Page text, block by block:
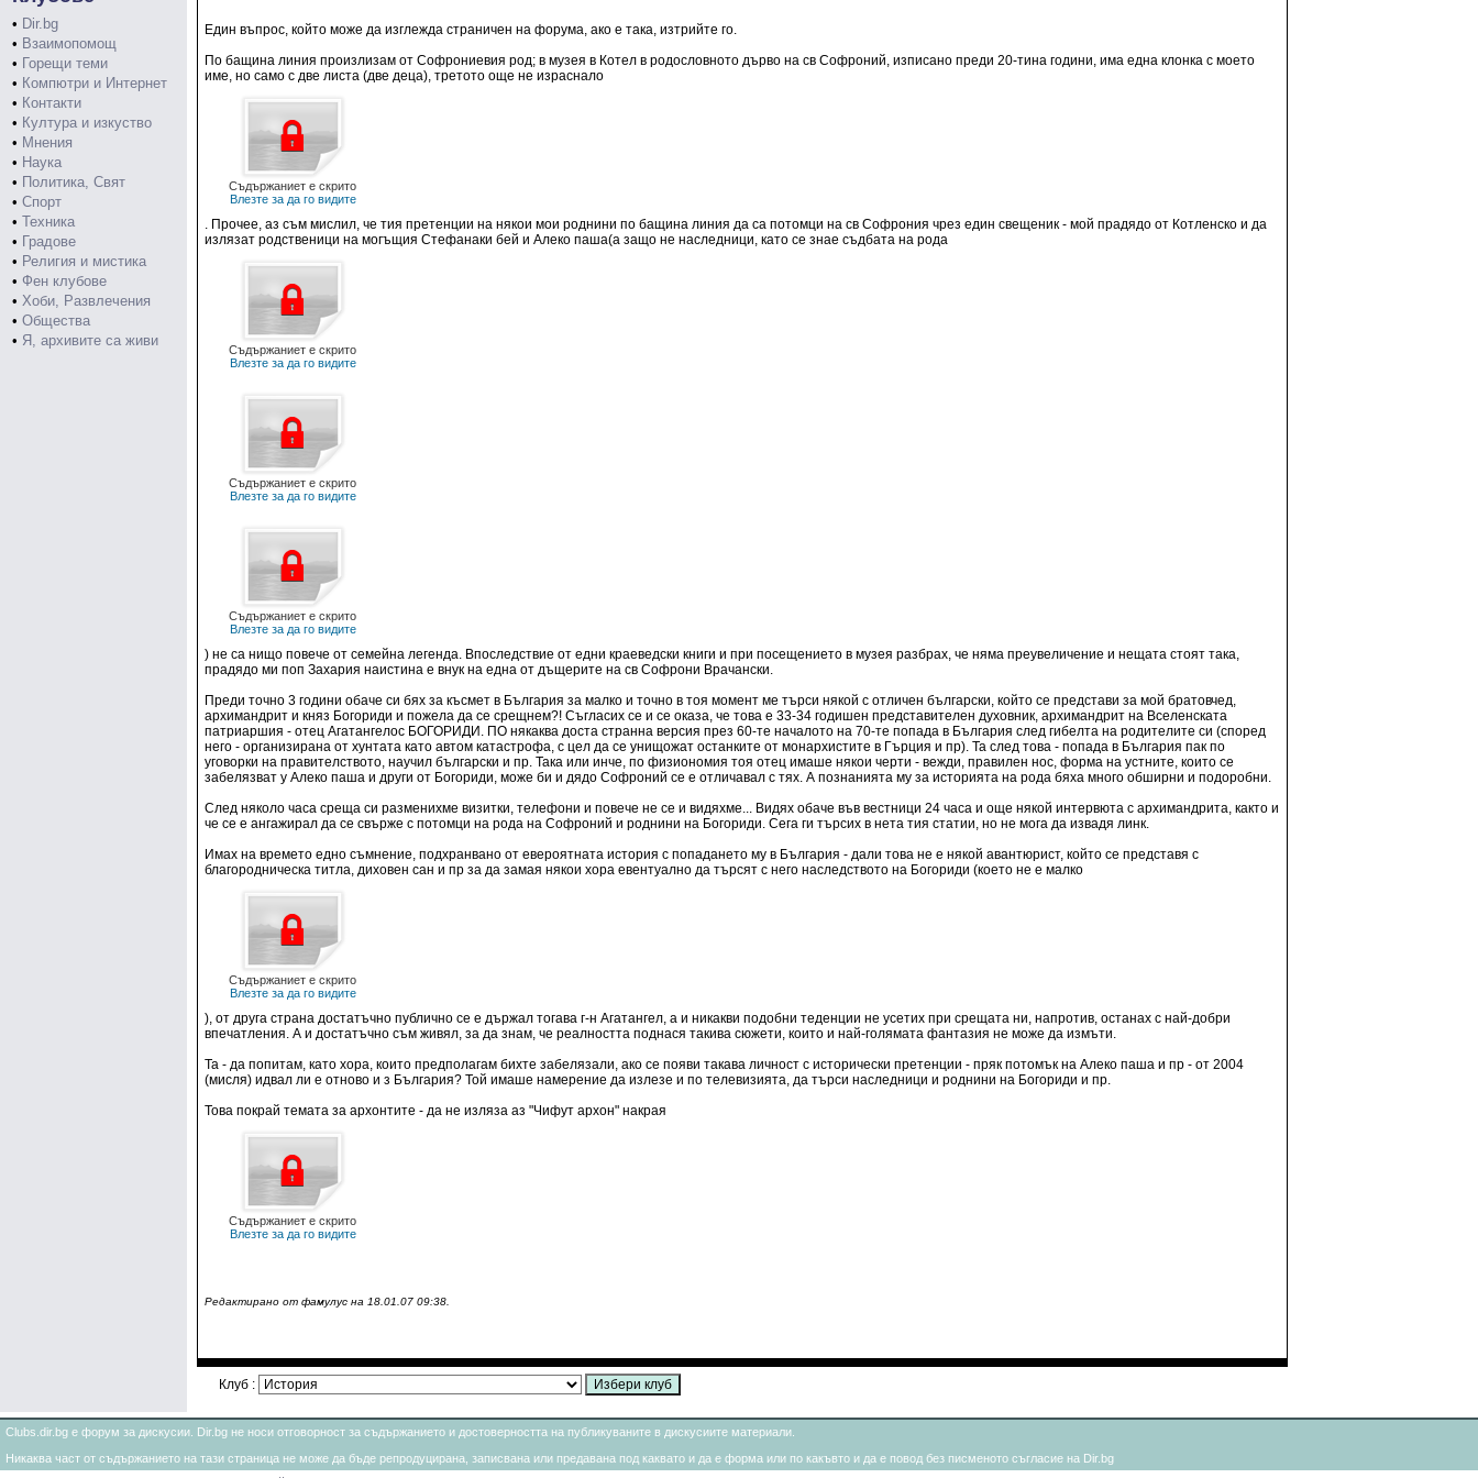
• Dir.bg
• Взаимопомощ
• Горещи теми
• Компютри и Интернет
• Контакти
• Култура и изкуство
• Мнения
• Наука
• Политика, Свят
• Спорт
• Техника
• Градове
• Религия и мистика
• Фен клубове
• Хоби, Развлечения
• Общества
• Я, архивите са живи
Един въпрос, който може да изглежда страничен на форума, ако е така, изтрийте го.
По бащина линия произлизам от Софрониевия род; в музея в Котел в родословното дърво на св Софроний, изписано преди 20-тина години, има една клонка с моето
име, но само с две листа (две деца), третото още не израснало
Съдържаниет е скрито
Влезте за да го видите
. Прочее, аз съм мислил, че тия претенции на някои мои роднини по бащина линия да са потомци на св Софрония чрез един свещеник - мой прадядо от Котленско и да
излязат родственици на могъщия Стефанаки бей и Алеко паша(а защо не наследници, като се знае съдбата на рода
Съдържаниет е скрито
Влезте за да го видите
Съдържаниет е скрито
Влезте за да го видите
Съдържаниет е скрито
Влезте за да го видите
) не са нищо повече от семейна легенда. Впоследствие от едни краеведски книги и при посещението в музея разбрах, че няма преувеличение и нещата стоят така,
прадядо ми поп Захария наистина е внук на една от дъщерите на св Софрони Врачански.
Преди точно 3 години обаче си бях за късмет в България за малко и точно в тоя момент ме търси някой с отличен български, който се представи за мой братовчед,
архимандрит и княз Богориди и пожела да се срещнем?! Съгласих се и се оказа, че това е 33-34 годишен представителен духовник, архимандрит на Вселенската
патриаршия - отец Агатангелос БОГОРИДИ. ПО някаква доста странна версия през 60-те началото на 70-те попада в България след гибелта на родителите си (според
него - организирана от хунтата като автом катастрофа, с цел да се унищожат останките от монархистите в Гърция и пр). Та след това - попада в България пак по
уговорки на правителството, научил български и пр. Така или инче, по физиономия тоя отец имаше някои черти - вежди, правилен нос, форма на устните, които се
забелязват у Алеко паша и други от Богориди, може би и дядо Софроний се е отличавал с тях. А познанията му за историята на рода бяха много обширни и подоробни.
След няколо часа среща си разменихме визитки, телефони и повече не се и видяхме... Видях обаче във вестници 24 часа и още някой интервюта с архимандрита, както и
че се е ангажирал да се свърже с потомци на рода на Софроний и роднини на Богориди. Сега ги търсих в нета тия статии, но не мога да извадя линк.
Имах на времето едно съмнение, подхранвано от евероятната история с попадането му в България - дали това не е някой авантюрист, който се представя с
благородническа титла, диховен сан и пр за да замая някои хора евентуално да търсят с него наследството на Богориди (което не е малко
Съдържаниет е скрито
Влезте за да го видите
), от друга страна достатъчно публично се е държал тогава г-н Агатангел, а и никакви подобни теденции не усетих при срещата ни, напротив, останах с най-добри
впечатления. А и достатъчно съм живял, за да знам, че реалността поднася такива сюжети, които и най-голямата фантазия не може да измъти.
Та - да попитам, като хора, които предполагам бихте забелязали, ако се появи такава личност с исторически претенции - пряк потомък на Алеко паша и пр - от 2004
(мисля) идвал ли е отново и з България? Той имаше намерение да излезе и по телевизията, да търси наследници и роднини на Богориди и пр.
Това покрай темата за архонтите - да не изляза аз "Чифут архон" накрая
Съдържаниет е скрито
Влезте за да го видите
Редактирано от фaмyлyc на 18.01.07 09:38.
Клуб :
Clubs.dir.bg е форум за дискусии. Dir.bg не носи отговорност за съдържанието и достоверността на публикуваните в дискусиите материали.
Никаква част от съдържанието на тази страница не може да бъде репродуцирана, записвана или предавана под каквато и да е форма или по какъвто и да е повод без писменото съгласие на Dir.bg